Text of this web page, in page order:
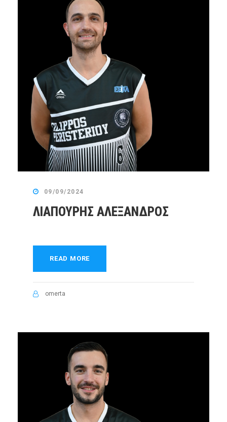
09/09/2024
ΛΙΑΠΟΥΡΗΣ ΑΛΕΞΑΝΔΡΟΣ
READ MORE
omerta